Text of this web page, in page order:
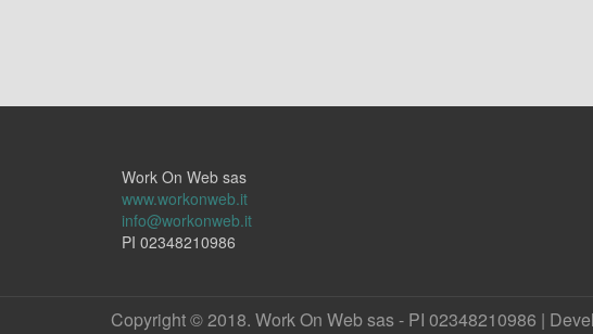
Work On Web sas
www.workonweb.it
info@workonweb.it
PI 02348210986
Copyright © 2018. Work On Web sas - PI 02348210986 |